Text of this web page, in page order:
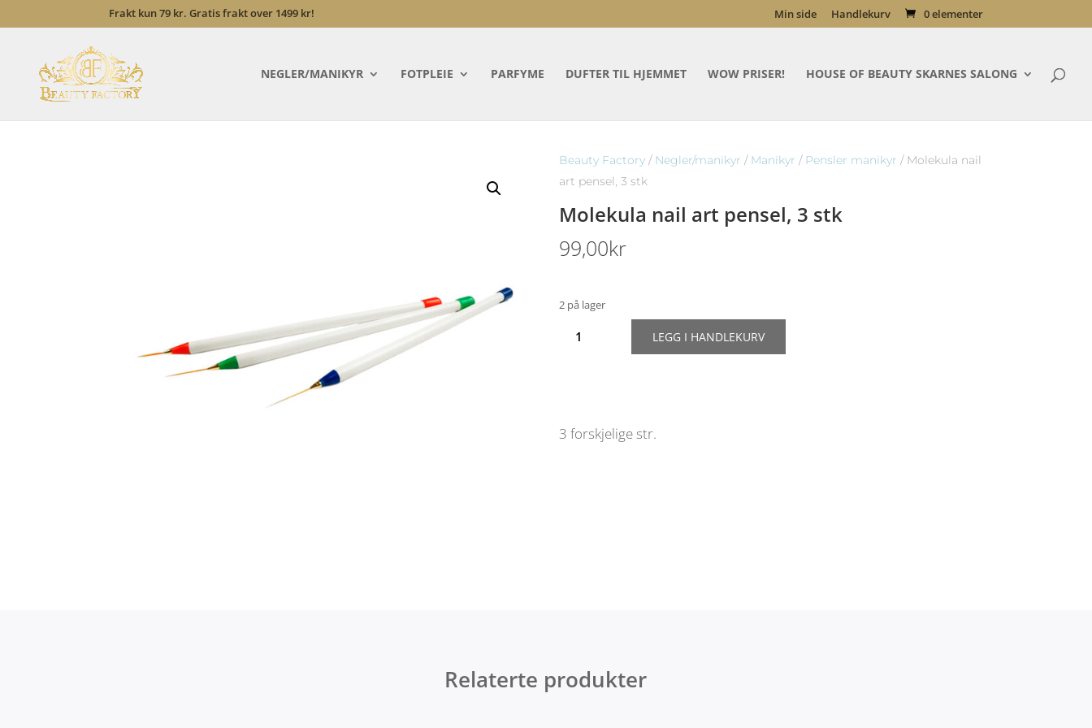
Frakt kun 79 kr. Gratis frakt over 1499 kr! Min side Handlekurv 0 elementer
NEGLER/MANIKYR FOTPLEIE PARFYME DUFTER TIL HJEMMET WOW PRISER! HOUSE OF BEAUTY SKARNES SALONG
Beauty Factory / Negler/manikyr / Manikyr / Pensler manikyr / Molekula nail
art pensel, 3 stk
Molekula nail art pensel, 3 stk
99,00kr
2 på lager
nail
stk
LEGG I HANDLEKURV
3 forskjelige str.
Relaterte produkter